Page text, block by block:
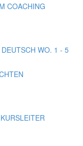
COACHING
WO. 1 - 5